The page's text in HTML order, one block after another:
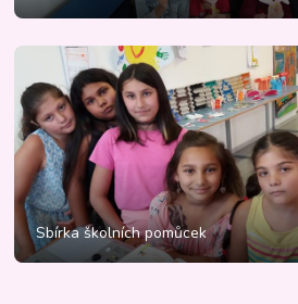
Sbírka školních pomůcek